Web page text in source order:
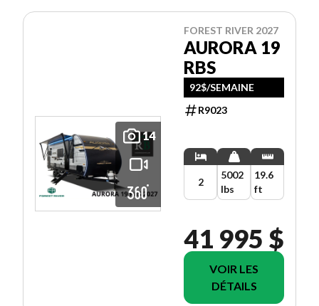
14
FOREST RIVER 2027
AURORA 19
RBS
92$/SEMAINE
R9023
2
5002
lbs
19.6
ft
41 995 $
VOIR LES
DÉTAILS